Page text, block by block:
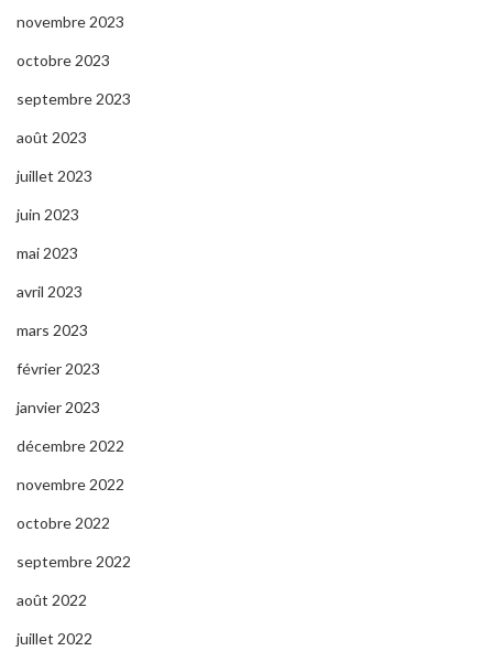
novembre 2023
octobre 2023
septembre 2023
août 2023
juillet 2023
juin 2023
mai 2023
avril 2023
mars 2023
février 2023
janvier 2023
décembre 2022
novembre 2022
octobre 2022
septembre 2022
août 2022
juillet 2022